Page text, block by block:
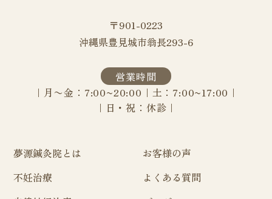
〒901-0223
沖縄県豊見城市翁長293-6
営業時間
｜月〜金：7:00~20:00｜土：7:00~17:00｜
｜ 日・祝：休診｜
夢源鍼灸院とは
不妊治療
お客様の声
よくある質問